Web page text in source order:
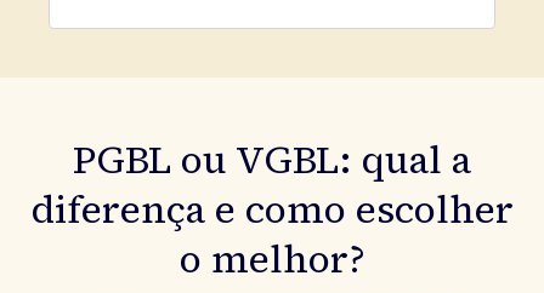
PGBL ou VGBL: qual a
diferença e como escolher
o melhor?